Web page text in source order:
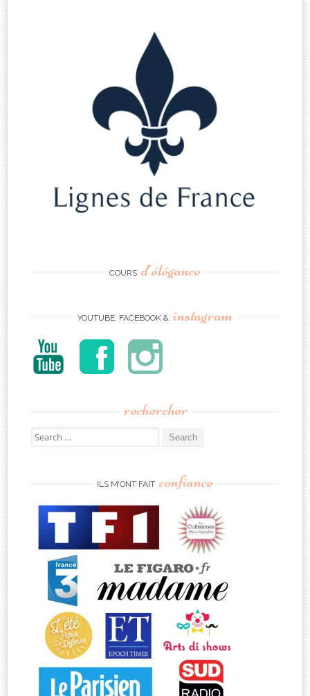
COURS d’élégance
YOUTUBE, FACEBOOK & instagram
rechercher
Search
for:
ILS M’ONT FAIT confiance